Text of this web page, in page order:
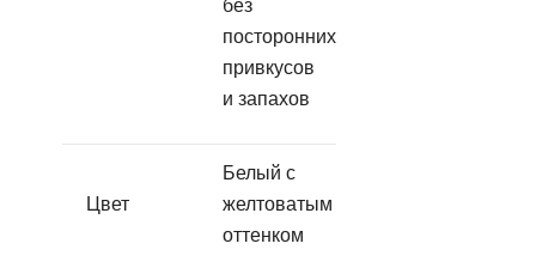
посторонних
привкусов
и запахов
Цвет
Белый с
желтоватым
оттенком